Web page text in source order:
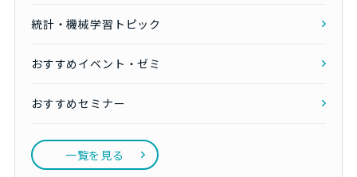
統計・機械学習トピック
おすすめイベント・ゼミ
おすすめセミナー
一覧を見る